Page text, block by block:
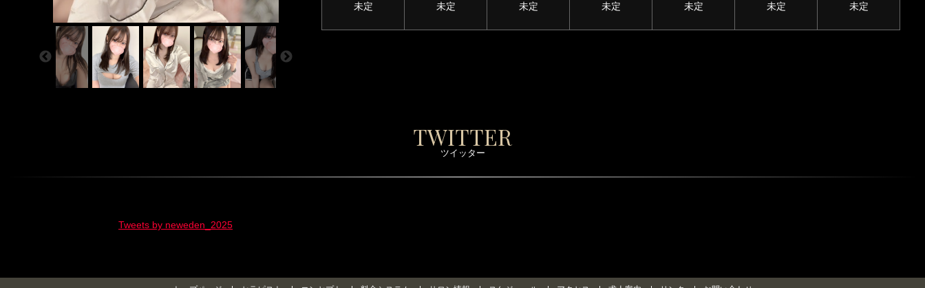
未定
未定 未定 未定 未定 未定 未定
TWITTER
ツイッター
Tweets by neweden_2025